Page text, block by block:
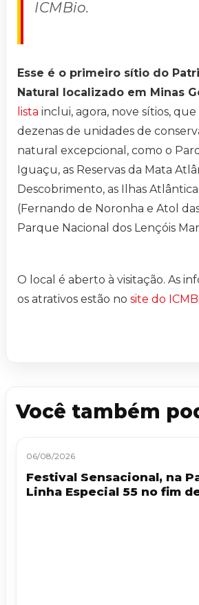
ICMBio.
Esse é o primeiro sítio do
Natural localizado em Minas
lista inclui, agora, nove sítios,
dezenas de unidades de
natural excepcional, como o
Iguaçu, as Reservas da Mata
Descobrimento, as Ilhas
(Fernando de Noronha e Atol
Parque Nacional dos Lençóis
O local é aberto à visitação. As
os atrativos estão no site do
Você também
06/08/2026
Festival Sensacional, na
Linha Especial 55 no fim